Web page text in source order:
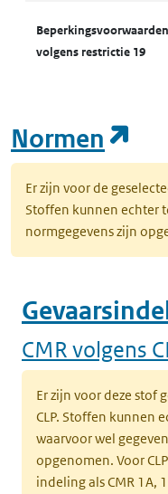
Beperkingsvoorwaarden
volgens restrictie 19
Normen
Er zijn voor de
Stoffen kunnen echter
normgegevens zijn
CMR volgens
Er zijn voor deze stof
CLP. Stoffen kunnen
waarvoor wel
opgenomen. Voor
indeling als CMR 1A,